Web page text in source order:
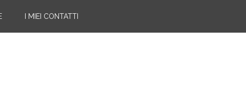
I MIEI CONTATTI